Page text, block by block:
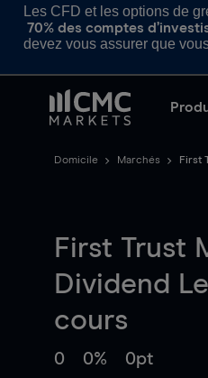
Les CFD et les options de
70% des comptes
devez vous assurer que
Domicile Marchés First
First Trust
Dividend
cours
0 0% 0pt